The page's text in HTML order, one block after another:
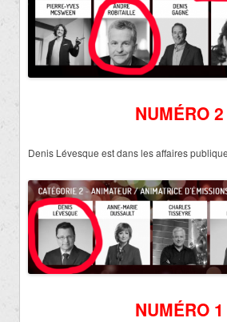
NUMÉRO 2
Denis Lévesque est dans les affaires
NUMÉRO 1